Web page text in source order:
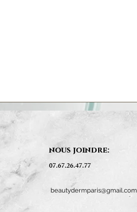
nous joindre:
07.67.26.47.77
beautydermparis@gmail.com